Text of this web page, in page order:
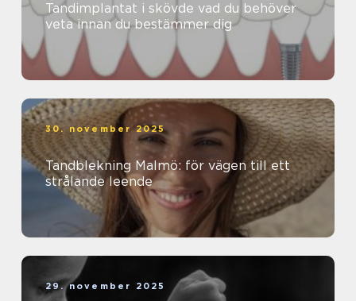
Tandimplantat i skövde vad du behöver
veta innan du bestämmer dig
30. november 2025
Tandblekning Malmö: för vägen till ett
strålande leende
29. november 2025